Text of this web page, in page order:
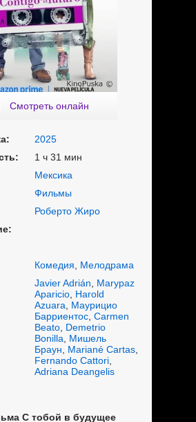
Смотреть онлайн
2025
1 ч 31 мин
Мексика
Фильмы
Роберто Жиро
Комедия
Мелодрама
Javier Adrián
Marypaz
Aparicio Harold
Azuara
Маурицио
Барриентос Carmen
Beato Demetrio
Bonilla
Мишель
Браун
Mariané Cartas
Fernando Cattori
Adriana Deangelis
С тобой в будущее